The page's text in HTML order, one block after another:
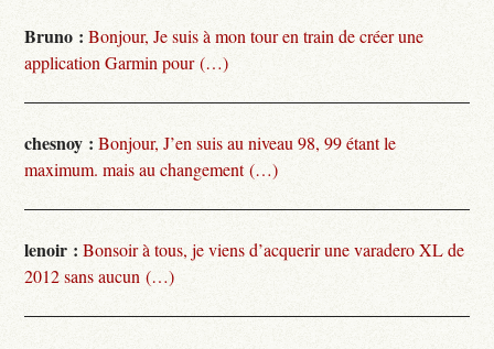
Bruno : Bonjour, Je suis à mon tour en train de créer une
application Garmin pour (…)
chesnoy : Bonjour, J’en suis au niveau 98, 99 étant le
maximum. mais au changement (…)
lenoir : Bonsoir à tous, je viens d’acquerir une varadero XL de
2012 sans aucun (…)